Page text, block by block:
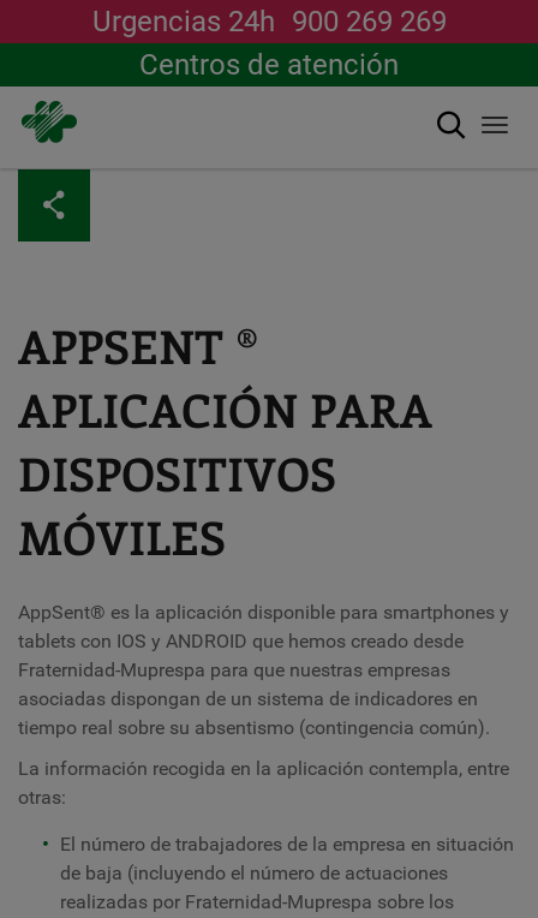
contenido
principal
Urgencias 24h 900 269 269
Centros de atención
Buscar
APPSENT ®
APLICACIÓN PARA
DISPOSITIVOS
MÓVILES
AppSent® es la aplicación disponible para smartphones y
tablets con IOS y ANDROID que hemos creado desde
Fraternidad-Muprespa para que nuestras empresas
asociadas dispongan de un sistema de indicadores en
tiempo real sobre su absentismo (contingencia común).
La información recogida en la aplicación contempla, entre
otras:
El número de trabajadores de la empresa en situación
de baja (incluyendo el número de actuaciones
realizadas por Fraternidad-Muprespa sobre los